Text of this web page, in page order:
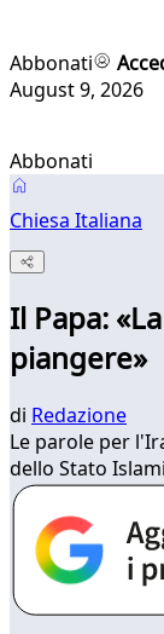
Abbonati
August 9, 2026
Abbonati
Chiesa Italiana
Il Papa:
piangere»
di Redazione
​Le parole per
dello Stato